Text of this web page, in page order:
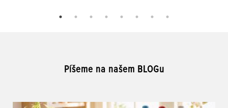
Píšeme na našem BLOGu